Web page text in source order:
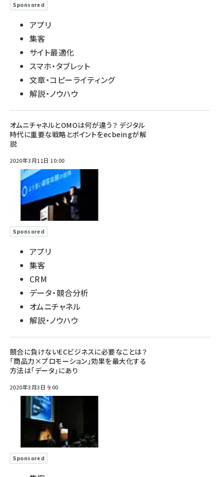
Sponsored
アプリ
集客
サイト最適化
スマホ・タブレット
文章・コピーライティング
解説・ノウハウ
オムニチャネルとOMOは何が違う？ デジタル
時代に重要な戦略とポイントをecbeingが解
説
2020年3月11日 10:00
Sponsored
アプリ
集客
CRM
データ・競合分析
オムニチャネル
解説・ノウハウ
競合に負けないECビジネスに必要なことは？
「商品力×プロモーション」効果を最大化する
方法は「データ」にあり
2020年3月3日 9:00
Sponsored